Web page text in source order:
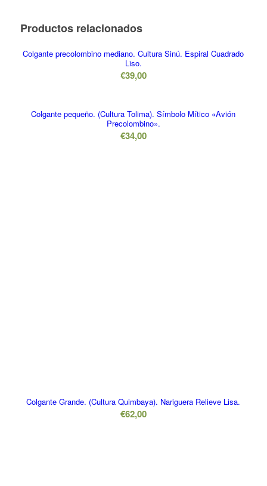
Productos relacionados
Colgante precolombino mediano. Cultura Sinú. Espiral Cuadrado
Liso.
€39,00
Colgante pequeño. (Cultura Tolima). Símbolo Mítico «Avión
Precolombino».
€34,00
Colgante Grande. (Cultura Quimbaya). Nariguera Relieve Lisa.
€62,00